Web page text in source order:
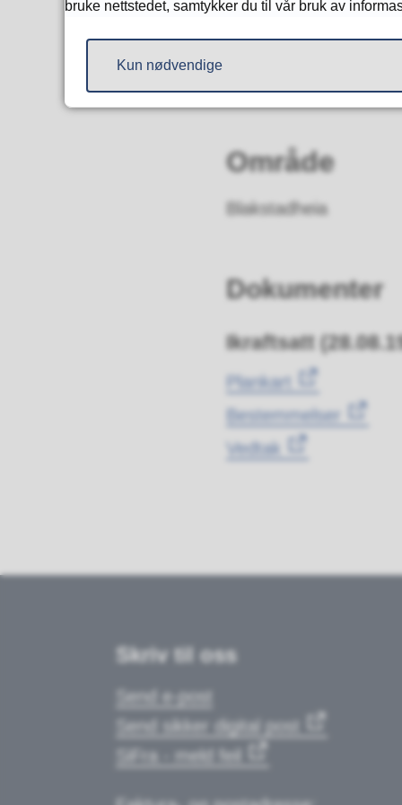
Alternativ 2
Dersom samtlige
Område
Blakstadheia
Dokumenter
Ikraftsatt
Plankart
Bestemmelser
Vedtak
Skriv til oss
Send e-post
Send sikker digital post
SiFra - meld feil
bruke nettstedet, samtykker du til vår bruk av
Kun nødvendige